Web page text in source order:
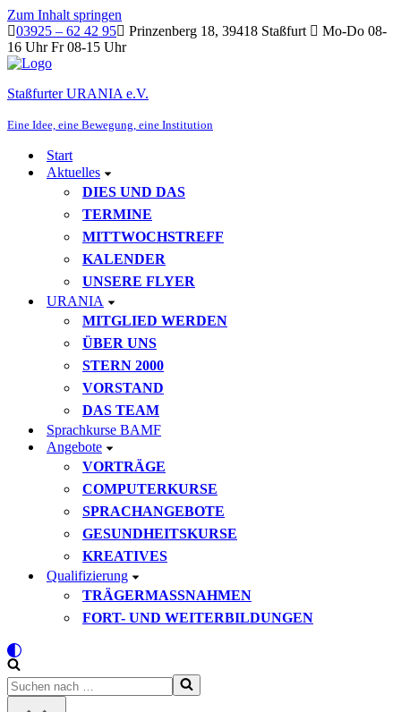
Zum Inhalt springen
03925 – 62 42 95
Prinzenberg 18, 39418 Staßfurt
Mo-Do 08-
16 Uhr Fr 08-15 Uhr
Staßfurter URANIA e.V.
Eine Idee, eine Bewegung, eine Institution
Start
Aktuelles
DIES UND DAS
TERMINE
MITTWOCHSTREFF
KALENDER
UNSERE FLYER
URANIA
MITGLIED WERDEN
ÜBER UNS
STERN 2000
VORSTAND
DAS TEAM
Sprachkurse BAMF
Angebote
VORTRÄGE
COMPUTERKURSE
SPRACHANGEBOTE
GESUNDHEITSKURSE
KREATIVES
Qualifizierung
TRÄGERMASSNAHMEN
FORT- UND WEITERBILDUNGEN
Suchen
nach …